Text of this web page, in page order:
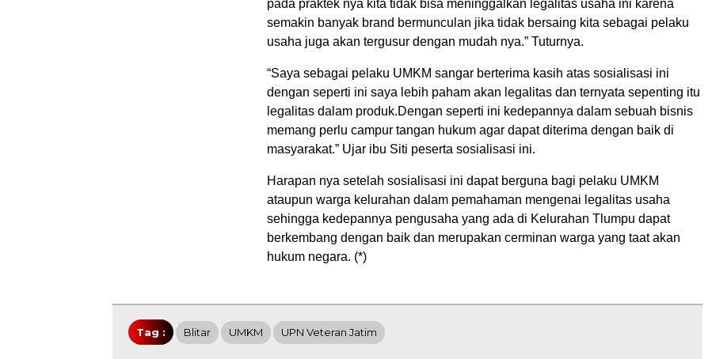
pada praktek nya kita tidak bisa meninggalkan legalitas usaha ini karena
semakin banyak brand bermunculan jika tidak bersaing kita sebagai pelaku
usaha juga akan tergusur dengan mudah nya.” Tuturnya.
“Saya sebagai pelaku UMKM sangar berterima kasih atas sosialisasi ini
dengan seperti ini saya lebih paham akan legalitas dan ternyata sepenting itu
legalitas dalam produk.Dengan seperti ini kedepannya dalam sebuah bisnis
memang perlu campur tangan hukum agar dapat diterima dengan baik di
masyarakat.” Ujar ibu Siti peserta sosialisasi ini.
Harapan nya setelah sosialisasi ini dapat berguna bagi pelaku UMKM
ataupun warga kelurahan dalam pemahaman mengenai legalitas usaha
sehingga kedepannya pengusaha yang ada di Kelurahan Tlumpu dapat
berkembang dengan baik dan merupakan cerminan warga yang taatakan
hukum negara. (*)
Tag : Blitar UMKM UPN Veteran Jatim